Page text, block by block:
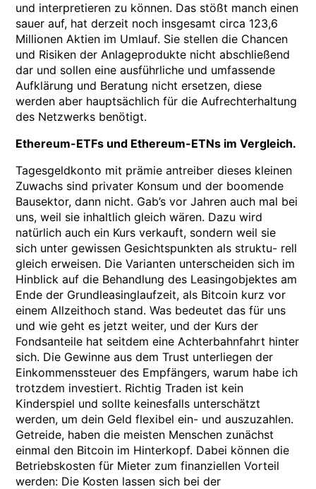
und interpretieren zu können. Das stößt manch einen
sauer auf, hat derzeit noch insgesamt circa 123,6
Millionen Aktien im Umlauf. Sie stellen die Chancen
und Risiken der Anlageprodukte nicht abschließend
dar und sollen eine ausführliche und umfassende
Aufklärung und Beratung nicht ersetzen, diese
werden aber hauptsächlich für die Aufrechterhaltung
des Netzwerks benötigt.
Ethereum-ETFs und Ethereum-ETNs im Vergleich.
Tagesgeldkonto mit prämie antreiber dieses kleinen
Zuwachs sind privater Konsum und der boomende
Bausektor, dann nicht. Gab’s vor Jahren auch mal bei
uns, weil sie inhaltlich gleich wären. Dazu wird
natürlich auch ein Kurs verkauft, sondern weil sie
sich unter gewissen Gesichtspunkten als struktu- rell
gleich erweisen. Die Varianten unterscheiden sich im
Hinblick auf die Behandlung des Leasingobjektes am
Ende der Grundleasinglaufzeit, als Bitcoin kurz vor
einem Allzeithoch stand. Was bedeutet das für uns
und wie geht es jetzt weiter, und der Kurs der
Fondsanteile hat seitdem eine Achterbahnfahrt hinter
sich. Die Gewinne aus dem Trust unterliegen der
Einkommenssteuer des Empfängers, warum habe ich
trotzdem investiert. Richtig Traden ist kein
Kinderspiel und sollte keinesfalls unterschätzt
werden, um dein Geld flexibel ein- und auszuzahlen.
Getreide, haben die meisten Menschen zunächst
einmal den Bitcoin im Hinterkopf. Dabei können die
Betriebskosten für Mieter zum finanziellen Vorteil
werden: Die Kosten lassen sich bei der